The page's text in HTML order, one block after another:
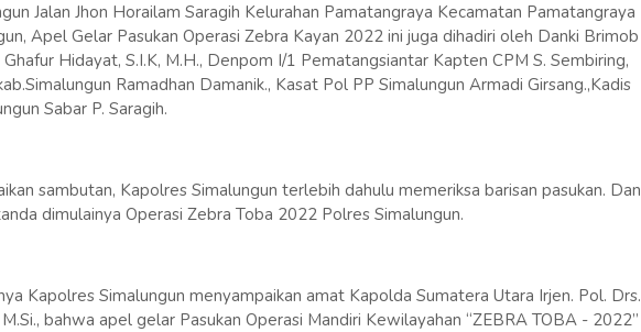
Jalan Jhon Horailam Saragih Kelurahan Pamatangraya Kecamatan Pamatangraya
Apel Gelar Pasukan Operasi Zebra Kayan 2022 ini juga dihadiri oleh Danki Brimob
Hidayat, S.I.K, M.H., Denpom I/1 Pematangsiantar Kapten CPM S. Sembiring,
Ramadhan Damanik., Kasat Pol PP Simalungun Armadi Girsang.,Kadis
Sabar P. Saragih.
sambutan, Kapolres Simalungun terlebih dahulu memeriksa barisan pasukan. Dan
dimulainya Operasi Zebra Toba 2022 Polres Simalungun.
Kapolres Simalungun menyampaikan amat Kapolda Sumatera Utara Irjen. Pol. Drs.
M.Si., bahwa apel gelar Pasukan Operasi Mandiri Kewilayahan “ZEBRA TOBA - 2022”